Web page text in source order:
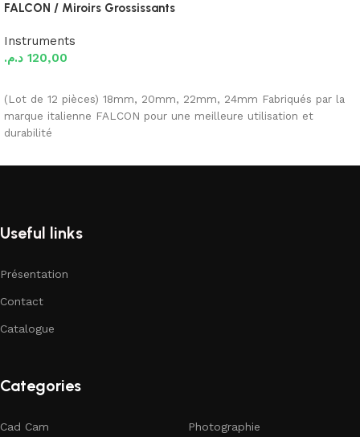
FALCON / Miroirs Grossissants
Instruments
120,00 د.م.
(Lot de 12 pièces) 18mm, 20mm, 22mm, 24mm Fabriqués par la
marque italienne FALCON pour une meilleure utilisation et
durabilité
Useful links
Présentation
Contact
Catalogue
Categories
Cad Cam Photographie